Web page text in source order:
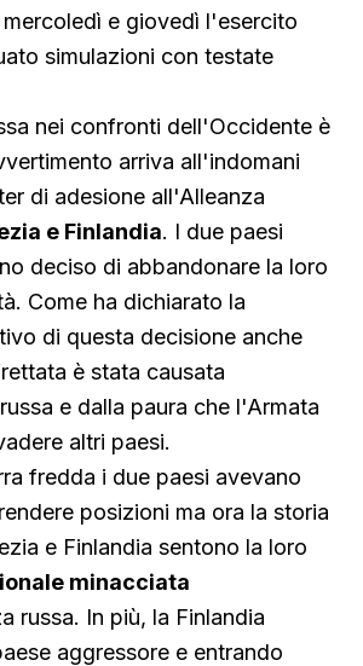
e giovedì l'esercito
simulazioni con testate
nei confronti dell'Occidente è
arriva all'indomani
di adesione all'Alleanza
e Finlandia. I due paesi
deciso di abbandonare la loro
Come ha dichiarato la
di questa decisione anche
è stata causata
e dalla paura che l'Armata
altri paesi.
fredda i due paesi avevano
posizioni ma ora la storia
e Finlandia sentono la loro
minacciata
russa. In più, la Finlandia
aggressore e entrando